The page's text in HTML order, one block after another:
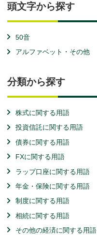
頭文字から探す
50音
アルファベット・その他
分類から探す
株式に関する用語
投資信託に関する用語
債券に関する用語
FXに関する用語
ラップ口座に関する用語
年金・保険に関する用語
制度に関する用語
相続に関する用語
その他の経済に関する用語